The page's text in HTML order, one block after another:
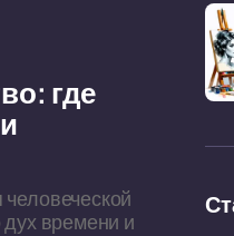
где
времени и